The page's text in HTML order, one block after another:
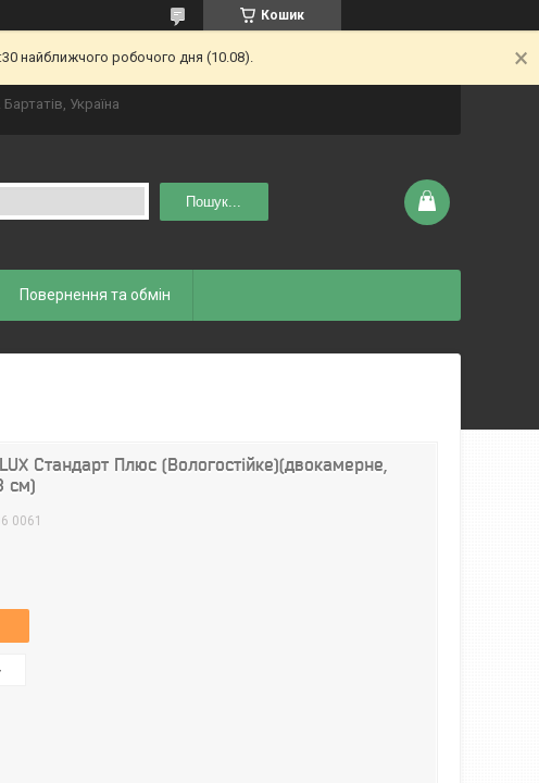
Кошик
найближчого робочого дня (10.08).
Україна
Пошук...
Повернення та обмін
Стандарт Плюс (Вологостійке)(двокамерне,
см)
0061